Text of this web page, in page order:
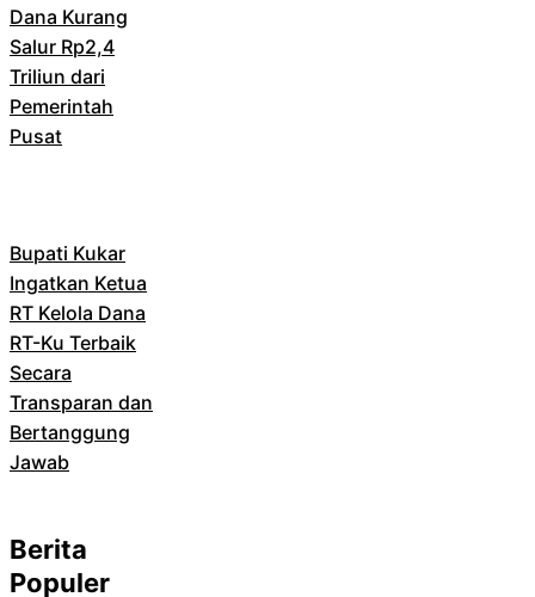
Dana Kurang
Salur Rp2,4
Triliun dari
Pemerintah
Pusat
Bupati Kukar
Ingatkan Ketua
RT Kelola Dana
RT-Ku Terbaik
Secara
Transparan dan
Bertanggung
Jawab
Berita
Populer